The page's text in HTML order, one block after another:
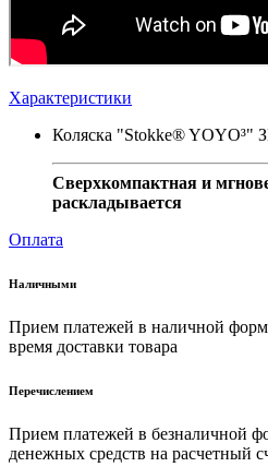
Характеристики
Коляска "Stokke® YOYO³"
Сверхкомпактная и
раскладывается
Оплата
Наличными
Прием платежей в наличной
время доставки товара
Перечислением
Прием платежей в безналичной
денежных средств на расчетный